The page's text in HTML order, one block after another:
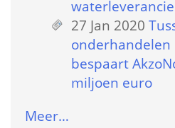
27 Jan 2020
bespaart
miljoen euro
Meer…